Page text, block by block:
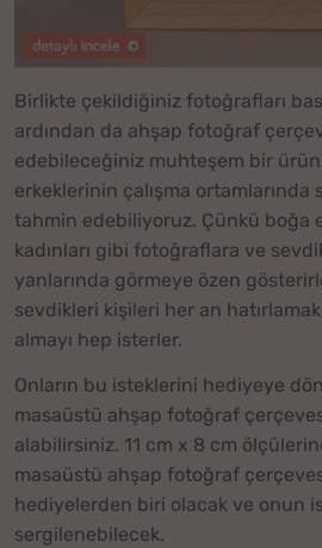
Birlikte çekildiğiniz fotoğrafları
ardından da ahşap fotoğraf
edebileceğiniz muhteşem bir
erkeklerinin çalışma
tahmin edebiliyoruz. Çünkü boğa
kadınları gibi fotoğraflara ve
yanlarında görmeye özen
sevdikleri kişileri her an hatırlamak
almayı hep isterler.
Onların bu isteklerini hediyeye
masaüstü ahşap fotoğraf
alabilirsiniz. 11 cm x 8 cm
masaüstü ahşap fotoğraf
hediyelerden biri olacak ve onun
sergilenebilecek.